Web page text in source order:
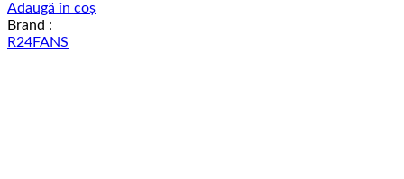
Adaugă în coș
Brand :
R24FANS